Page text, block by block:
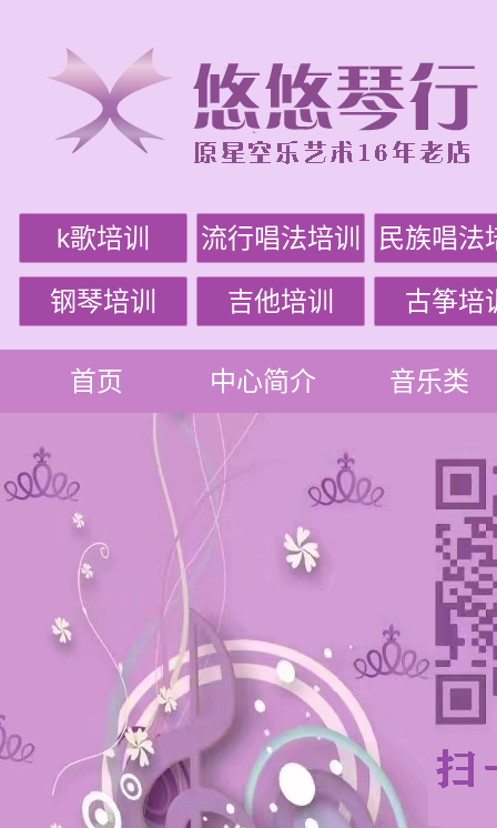
k歌培训 流行唱法培训 民族唱法
钢琴培训 吉他培训 古筝培
首页 中心简介 音乐类